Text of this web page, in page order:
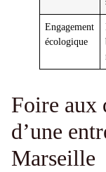
Engagement
écologique
Foire aux
d’une
Marseille